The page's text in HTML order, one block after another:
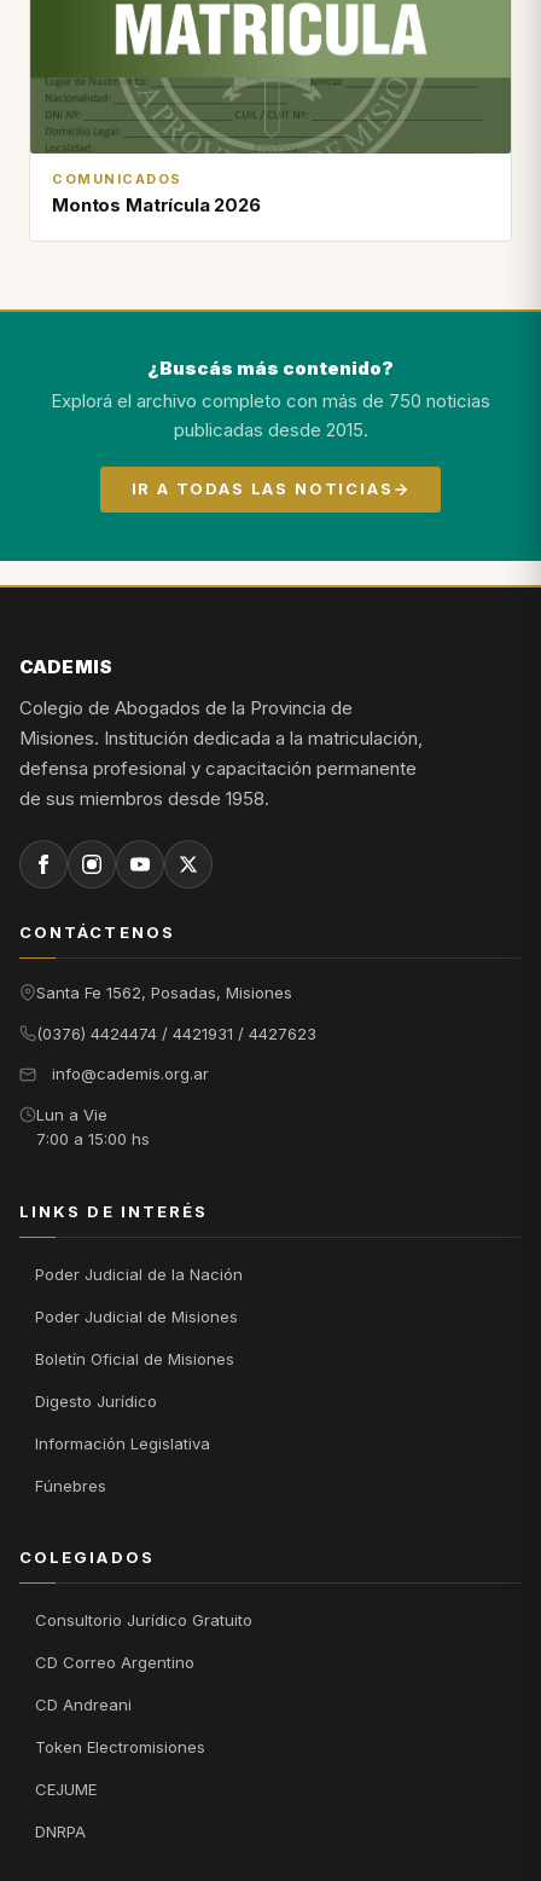
COMUNICADOS
Montos Matrícula 2026
¿Buscás más contenido?
Explorá el archivo completo con más de 750 noticias
publicadas desde 2015.
IR A TODAS LAS NOTICIAS
CADEMIS
Colegio de Abogados de la Provincia de
Misiones. Institución dedicada a la matriculación,
defensa profesional y capacitación permanente
de sus miembros desde 1958.
CONTÁCTENOS
Santa Fe 1562, Posadas, Misiones
(0376) 4424474 / 4421931 / 4427623
info@cademis.org.ar
Lun a Vie
7:00 a 15:00 hs
LINKS DE INTERÉS
Poder Judicial de la Nación
Poder Judicial de Misiones
Boletín Oficial de Misiones
Digesto Jurídico
Información Legislativa
Fúnebres
COLEGIADOS
Consultorio Jurídico Gratuito
CD Correo Argentino
CD Andreani
Token Electromisiones
CEJUME
DNRPA